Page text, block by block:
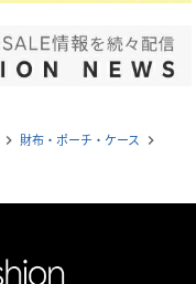
navigate_next 財布・ポーチ・ケース navigate_next